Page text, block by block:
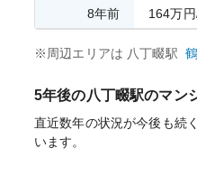
8年前 164万
※周辺エリアは 八丁畷駅
5年後の八丁畷駅のマン
直近数年の状況が今後も続く
います。